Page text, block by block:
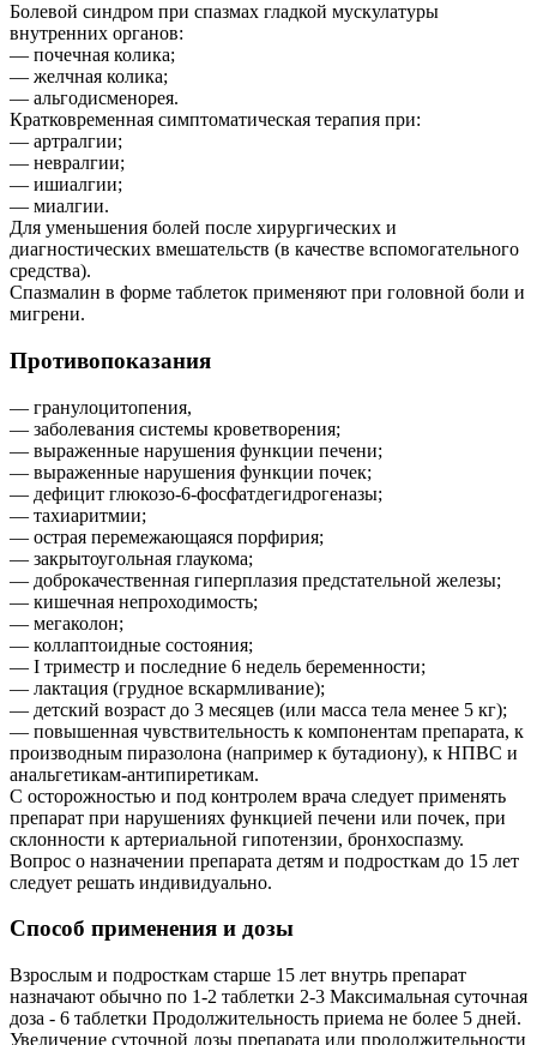
Болевой синдром при спазмах гладкой мускулатуры
внутренних органов:
— почечная колика;
— желчная колика;
— альгодисменорея.
Кратковременная симптоматическая терапия при:
— артралгии;
— невралгии;
— ишиалгии;
— миалгии.
Для уменьшения болей после хирургических и
диагностических вмешательств (в качестве вспомогательного
средства).
Спазмалин в форме таблеток применяют при головной боли и
мигрени.
Противопоказания
— гранулоцитопения,
— заболевания системы кроветворения;
— выраженные нарушения функции печени;
— выраженные нарушения функции почек;
— дефицит глюкозо-6-фосфатдегидрогеназы;
— тахиаритмии;
— острая перемежающаяся порфирия;
— закрытоугольная глаукома;
— доброкачественная гиперплазия предстательной железы;
— кишечная непроходимость;
— мегаколон;
— коллаптоидные состояния;
— I триместр и последние 6 недель беременности;
— лактация (грудное вскармливание);
— детский возраст до 3 месяцев (или масса тела менее 5 кг);
— повышенная чувствительность к компонентам препарата, к
производным пиразолона (например к бутадиону), к НПВС и
анальгетикам-антипиретикам.
С осторожностью и под контролем врача следует применять
препарат при нарушениях функцией печени или почек, при
склонности к артериальной гипотензии, бронхоспазму.
Вопрос о назначении препарата детям и подросткам до 15 лет
следует решать индивидуально.
Способ применения и дозы
Взрослым и подросткам старше 15 лет внутрь препарат
назначают обычно по 1-2 таблетки 2-3 Максимальная суточная
доза - 6 таблетки Продолжительность приема не более 5 дней.
Увеличение суточной дозы препарата или продолжительности